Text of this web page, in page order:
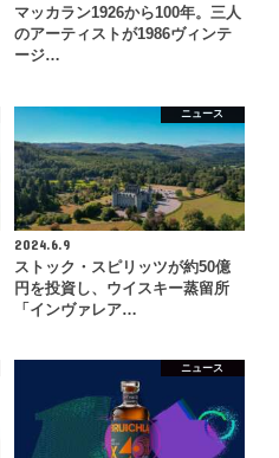
マッカラン1926から100年。三人
のアーティストが1986ヴィンテ
ージ…
ニュース
2024.6.9
ストック・スピリッツが約50億
円を投資し、ウイスキー蒸留所
「インヴァレア…
ニュース